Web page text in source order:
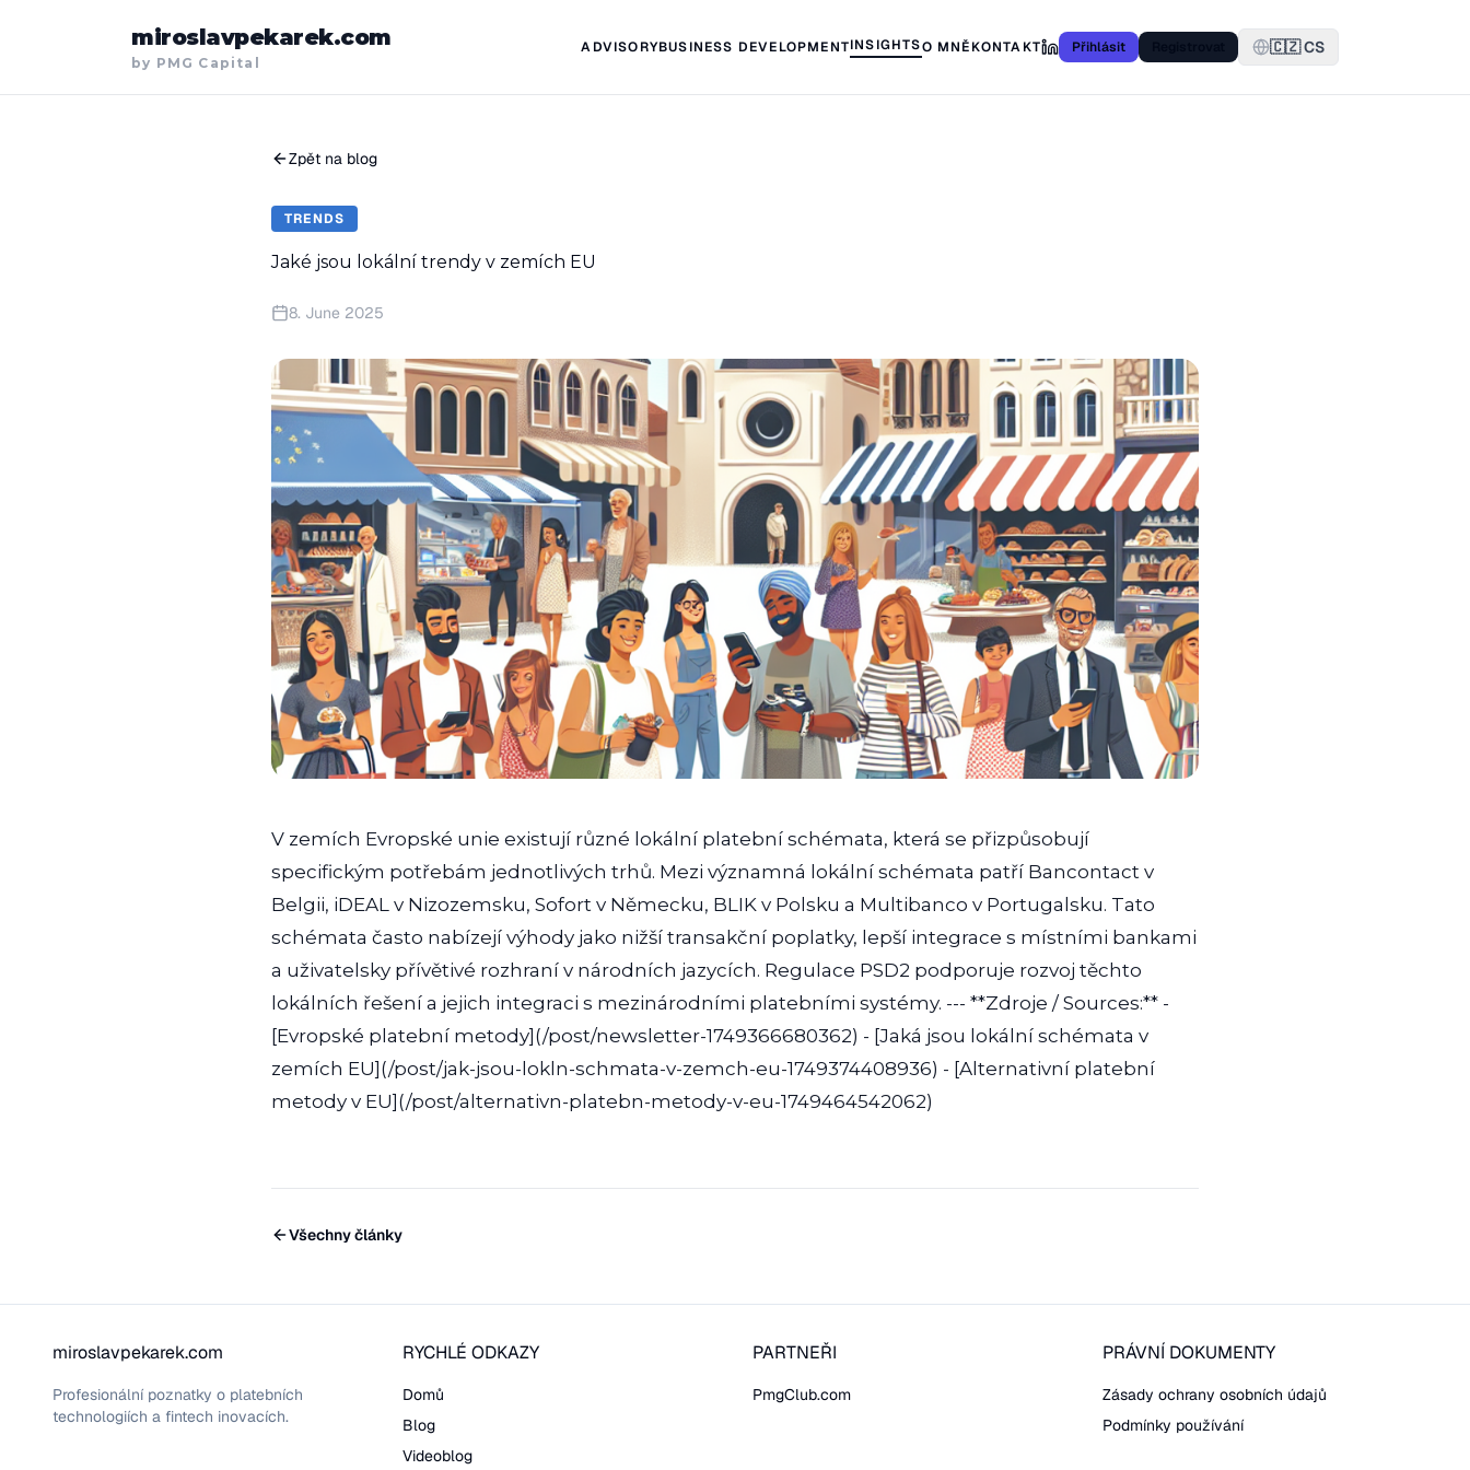
miroslavpekarek.com
by PMG Capital
ADVISORYBUSINESS DEVELOPMENTINSIGHTSO MNĚKONTAKT Přihlásit 🇨🇿 CS
Zpět na blog
TRENDS
Jaké jsou lokální trendy v zemích EU
8. June 2025
V zemích Evropské unie existují různé lokální platební schémata, která se přizpůsobují
specifickým potřebám jednotlivých trhů. Mezi významná lokální schémata patří Bancontact v
Belgii, iDEAL v Nizozemsku, Sofort v Německu, BLIK v Polsku a Multibanco v Portugalsku. Tato
schémata často nabízejí výhody jako nižší transakční poplatky, lepší integrace s místními bankami
a uživatelsky přívětivé rozhraní v národních jazycích. Regulace PSD2 podporuje rozvoj těchto
lokálních řešení a jejich integraci s mezinárodními platebními systémy. --- **Zdroje / Sources:** -
[Evropské platební metody](/post/newsletter-1749366680362) - [Jaká jsou lokální schémata v
zemích EU](/post/jak-jsou-lokln-schmata-v-zemch-eu-1749374408936) - [Alternativní platební
metody v EU](/post/alternativn-platebn-metody-v-eu-1749464542062)
Všechny články
miroslavpekarek.com
Profesionální poznatky o platebních
technologiích a fintech inovacích.
RYCHLÉ ODKAZY
Domů
Blog
Videoblog
PARTNEŘI
PmgClub.com
PRÁVNÍ DOKUMENTY
Zásady ochrany osobních údajů
Podmínky používání